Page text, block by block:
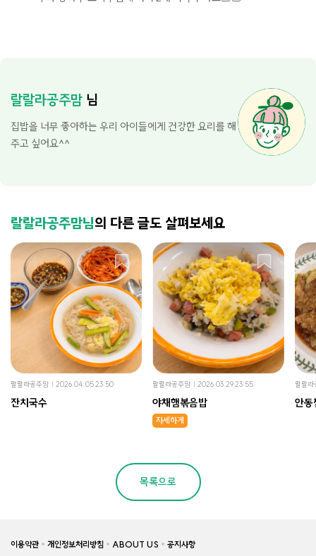
랄랄라공주맘 님
집밥을 너무 좋아하는 우리 아이들에게 건강한 요리를 해
주고 싶어요^^
랄랄라공주맘님의 다른 글도 살펴보세요
랄랄라공주맘 2026.04.05 23:50
잔치국수
랄랄라공주맘 2026.03.29 23:55
야채햄볶음밥
자세하게
랄랄라
안동
목록으로
이용약관 개인정보처리방침 ABOUT US 공지사항